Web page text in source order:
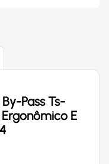
Pass Ts-
E